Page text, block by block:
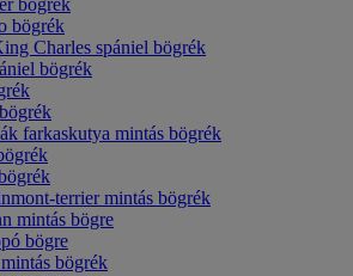
bögrék
bögrék
Charles spániel bögrék
bögrék
farkaskutya mintás bögrék
terrier mintás bögrék
mintás bögre
bögre
bögrék